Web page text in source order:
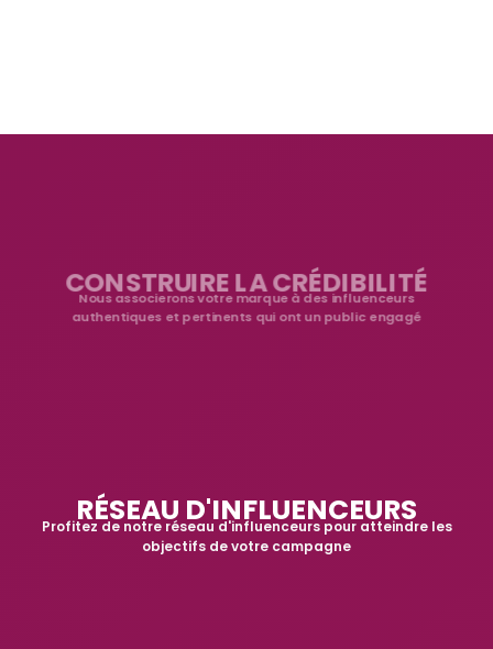
CONSTRUIRE LA CRÉDIBILITÉ
Nous associerons votre marque à des influenceurs
authentiques et pertinents qui ont un public engagé
RÉSEAU D'INFLUENCEURS
Profitez de notre réseau d'influenceurs pour atteindre les
objectifs de votre campagne